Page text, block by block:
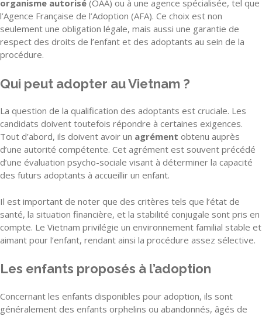
organisme autorisé (OAA) ou à une agence spécialisée, tel que
l’Agence Française de l’Adoption (AFA). Ce choix est non
seulement une obligation légale, mais aussi une garantie de
respect des droits de l’enfant et des adoptants au sein de la
procédure.
Qui peut adopter au Vietnam ?
La question de la qualification des adoptants est cruciale. Les
candidats doivent toutefois répondre à certaines exigences.
Tout d’abord, ils doivent avoir un agrément obtenu auprès
d’une autorité compétente. Cet agrément est souvent précédé
d’une évaluation psycho-sociale visant à déterminer la capacité
des futurs adoptants à accueillir un enfant.
Il est important de noter que des critères tels que l’état de
santé, la situation financière, et la stabilité conjugale sont pris en
compte. Le Vietnam privilégie un environnement familial stable et
aimant pour l’enfant, rendant ainsi la procédure assez sélective.
Les enfants proposés à l’adoption
Concernant les enfants disponibles pour adoption, ils sont
généralement des enfants orphelins ou abandonnés, âgés de